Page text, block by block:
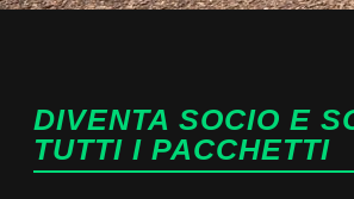
DIVENTA SOCIO E
TUTTI I PACCHETTI